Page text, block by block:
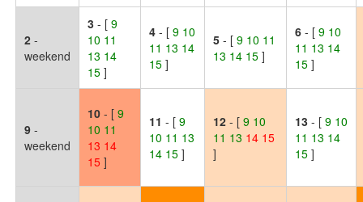
2 -
weekend
3 - [9
10 11
13 14
15]
4 - [9 10
11 13 14
15]
5 - [9 10 11
13 14 15]
6 - [9 10
11 13 14
15]
9 -
weekend
10 - [9
10 11
13 14
15 ]
11 - [9
10 11 13
14 15]
12 - [9 10
11 13 14 15
]
13 - [9 10
11 13 14
15]